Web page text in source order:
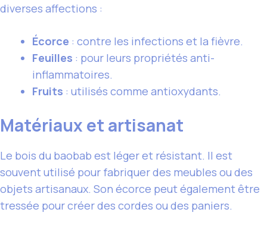
diverses affections :
Écorce : contre les infections et la fièvre.
Feuilles : pour leurs propriétés anti-
inflammatoires.
Fruits : utilisés comme antioxydants.
Matériaux et artisanat
Le bois du baobab est léger et résistant. Il est
souvent utilisé pour fabriquer des meubles ou des
objets artisanaux. Son écorce peut également être
tressée pour créer des cordes ou des paniers.